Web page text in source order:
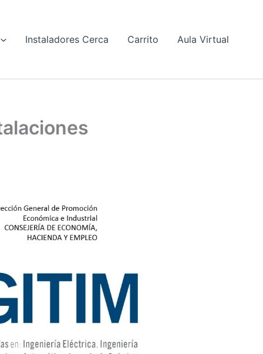
Instaladores Cerca Carrito Aula Virtual